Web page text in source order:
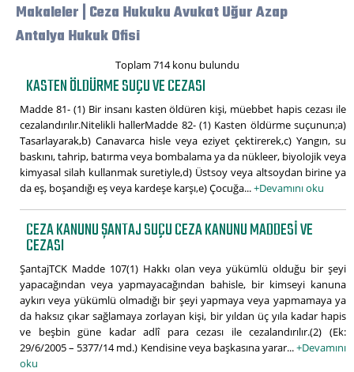
Makaleler | Ceza Hukuku Avukat Uğur Azap
Antalya Hukuk Ofisi
Toplam 714 konu bulundu
KASTEN ÖLDÜRME SUÇU VE CEZASI
Madde 81- (1) Bir insanı kasten öldüren kişi, müebbet hapis cezası ile
cezalandırılır.Nitelikli hallerMadde 82- (1) Kasten öldürme suçunun;a)
Tasarlayarak,b) Canavarca hisle veya eziyet çektirerek,c) Yangın, su
baskını, tahrip, batırma veya bombalama ya da nükleer, biyolojik veya
kimyasal silah kullanmak suretiyle,d) Üstsoy veya altsoydan birine ya
da eş, boşandığı eş veya kardeşe karşı,e) Çocuğa...+Devamını oku
CEZA KANUNU ŞANTAJ SUÇU CEZA KANUNU MADDESI VE
CEZASI
ŞantajTCK Madde 107(1) Hakkı olan veya yükümlü olduğu bir şeyi
yapacağından veya yapmayacağından bahisle, bir kimseyi kanuna
aykırı veya yükümlü olmadığı bir şeyi yapmaya veya yapmamaya ya
da haksız çıkar sağlamaya zorlayan kişi, bir yıldan üç yıla kadar hapis
ve beşbin güne kadar adlî para cezası ile cezalandırılır.(2) (Ek:
29/6/2005 – 5377/14 md.) Kendisine veya başkasına yarar...+Devamını
oku